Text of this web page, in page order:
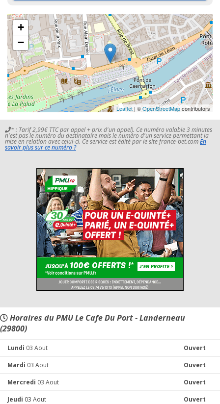
+
−
Leaflet | ©OpenStreetMapcontributors
* : Tarif 2,99€ TTC par appel + prix d'un appel). Ce numéro valable 3 minutes
n'est pas le numéro du destinataire mais le numéro d'un service permettant la
mise en relation avec celui-ci. Ce service est édité par le site france-bet.comEn
savoir plus sur ce numéro ?
Horaires du PMU Le Cafe Du Port - Landerneau
(29800)
Lundi 03 Aout Ouvert
Mardi 03 Aout Ouvert
Mercredi 03 Aout Ouvert
Jeudi 03 Aout Ouvert